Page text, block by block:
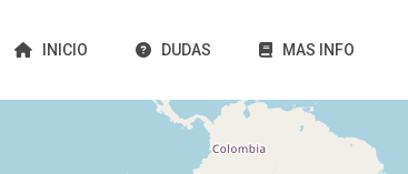
INICIO DUDAS MAS INFO